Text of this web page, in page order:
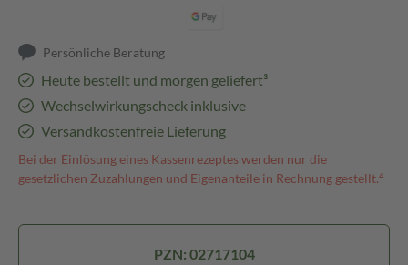
Persönliche Beratung
Heute bestellt und morgen geliefert³
Wechselwirkungscheck inklusive
Versandkostenfreie Lieferung
Bei der Einlösung eines Kassenrezeptes werden nur die
gesetzlichen Zuzahlungen und Eigenanteile in Rechnung gestellt.⁴
PZN: 02717104